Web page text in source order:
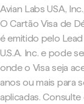
Avian Labs USA,
O Cartão Visa de
é emitido pelo
U.S.A. Inc. e pode
onde o Visa seja
anos ou mais para
aplicadas.